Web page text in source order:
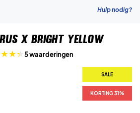
Hulp nodig?
X Bright Yellow
5 waarderingen
SALE
KORTING 31%
SALE
KORTING 31%